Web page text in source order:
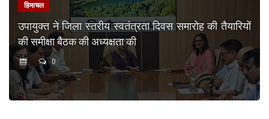
हिमाचल
उपायुक्त ने जिला स्तरीय स्वतंत्रता दिवस समारोह की तैयारियों
की समीक्षा बैठक की अध्यक्षता की
0